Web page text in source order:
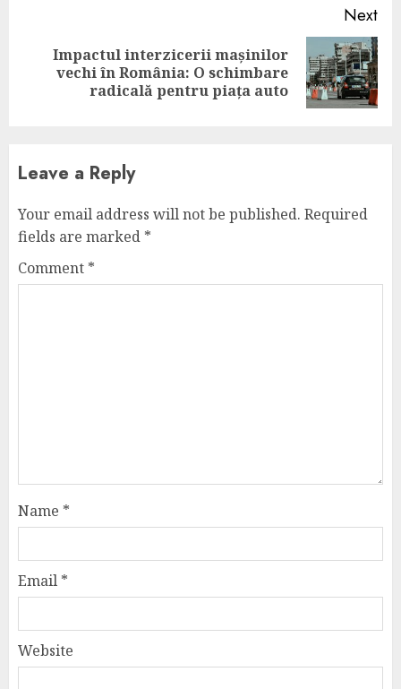
Next
Next
Impactul interzicerii mașinilor
vechi în România: O schimbare
radicală pentru piața auto
Leave a Reply
Your email address will not be published. Required
fields are marked *
Comment *
Name *
Email *
Website